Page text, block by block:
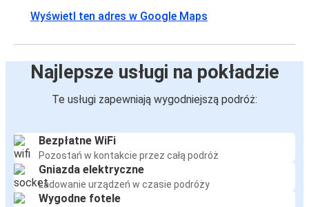
Wyświetl ten adres w Google Maps
Najlepsze usługi na pokładzie
Te usługi zapewniają wygodniejszą podróż:
Bezpłatne WiFi
Pozostań w kontakcie przez całą podróż
Gniazda elektryczne
Ładowanie urządzeń w czasie podróży
Wygodne fotele